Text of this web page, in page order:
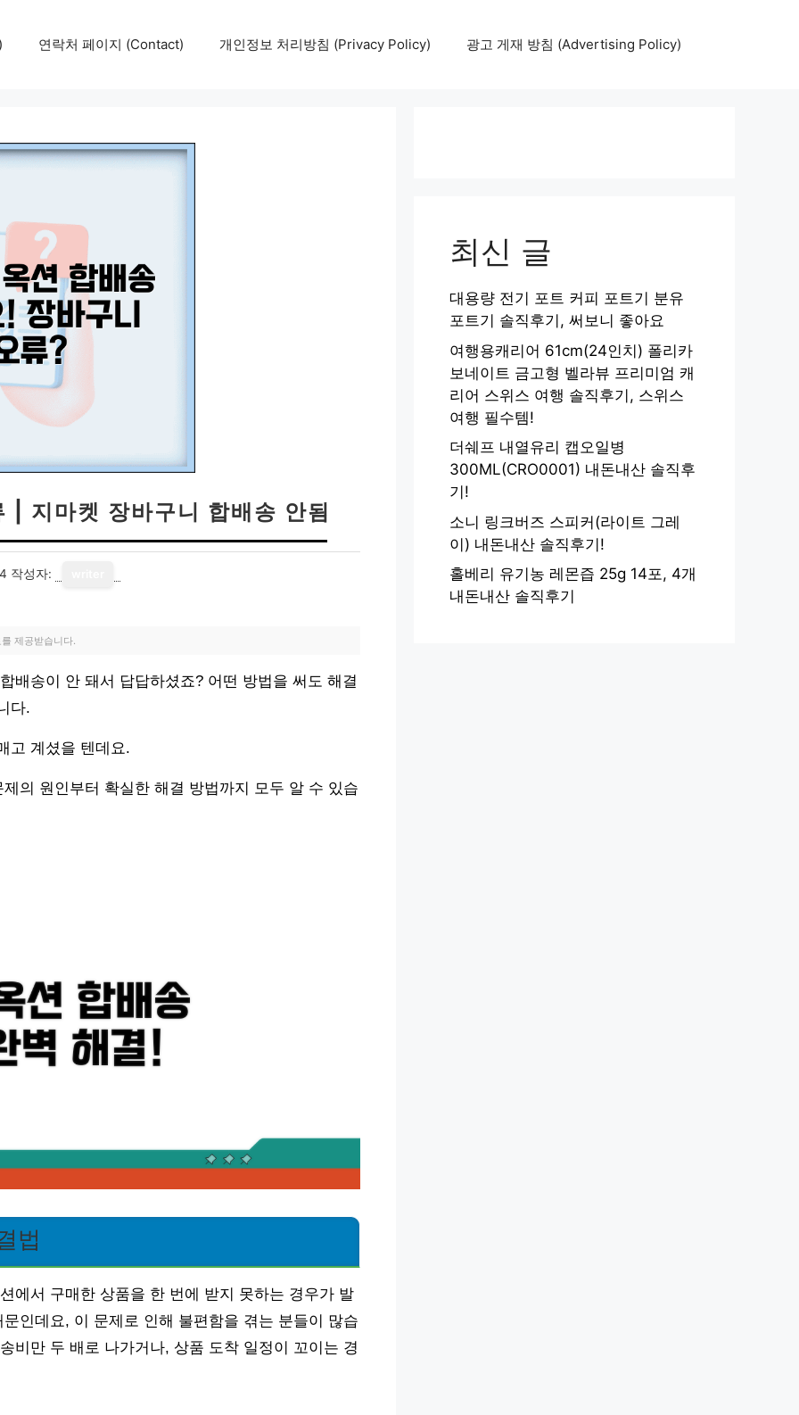
연락처 페이지 (Contact) 개인정보 처리방침 (Privacy Policy) 광고 게재 방침 (Advertising Policy)
| 지마켓 장바구니 합배송 안됨
작성자:
제공받습니다.
배송이 안 돼서 답답하셨죠? 어떤 방법을 써도 해결
다.
고 계셨을 텐데요.
의 원인부터 확실한 해결 방법까지 모두 알 수 있습
법
에서 구매한 상품을 한 번에 받지 못하는 경우가 발
인데요, 이 문제로 인해 불편함을 겪는 분들이 많습
비만 두 배로 나가거나, 상품 도착 일정이 꼬이는 경
최신 글
대용량 전기 포트 커피 포트기 분유
포트기 솔직후기, 써보니 좋아요
여행용캐리어 61cm(24인치) 폴리카
보네이트 금고형 벨라뷰 프리미엄 캐
리어 스위스 여행 솔직후기, 스위스
여행 필수템!
더쉐프 내열유리 캡오일병
300ML(CRO0001) 내돈내산 솔직후
기!
소니 링크버즈 스피커(라이트 그레
이) 내돈내산 솔직후기!
홀베리 유기농 레몬즙 25g 14포, 4개
내돈내산 솔직후기